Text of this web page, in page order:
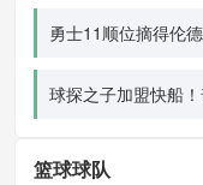
勇士11顺位摘得伦
球探之子加盟快船
篮球球队